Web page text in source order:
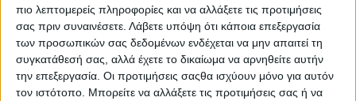
πιο λεπτομερείς πληροφορίες και να αλλάξετε τις προτιμήσεις
σας πριν συναινέσετε. Λάβετε υπόψη ότι κάποια επεξεργασία
των προσωπικών σας δεδομένων ενδέχεται να μην απαιτεί τη
συγκατάθεσή σας, αλλά έχετε το δικαίωμα να αρνηθείτε αυτήν
την επεξεργασία. Οι προτιμήσεις σαςθα ισχύουν μόνο για αυτόν
τον ιστότοπο. Μπορείτε να αλλάξετε τις προτιμήσεις σας ή να